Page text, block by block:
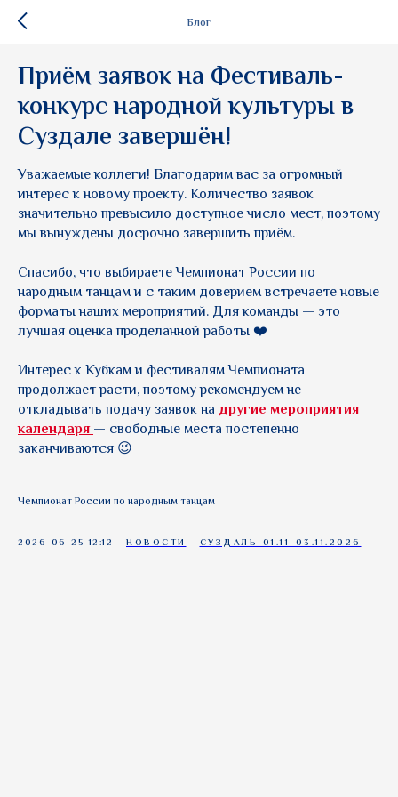
Блог
Приём заявок на Фестиваль-
конкурс народной культуры в
Суздале завершён!
Уважаемые коллеги! Благодарим вас за огромный
интерес к новому проекту. Количество заявок
значительно превысило доступное число мест, поэтому
мы вынуждены досрочно завершить приём.
Спасибо, что выбираете Чемпионат России по
народным танцам и с таким доверием встречаете новые
форматы наших мероприятий. Для команды — это
лучшая оценка проделанной работы ❤️
Интерес к Кубкам и фестивалям Чемпионата
продолжает расти, поэтому рекомендуем не
откладывать подачу заявок на другие мероприятия
календаря— свободные места постепенно
заканчиваются 😉
Чемпионат России по народным танцам
2026-06-25 12:12 НОВОСТИ СУЗДАЛЬ 01.11-03.11.2026